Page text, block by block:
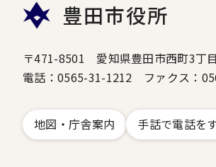
豊田市役所
〒471-8501 愛知県豊田市西町3丁
電話：0565-31-1212 ファクス：
地図・庁舎案内 手話で電話を